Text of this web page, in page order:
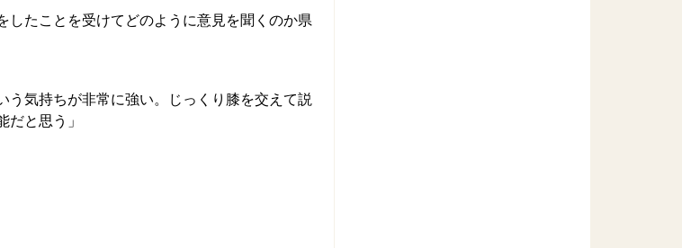
たことを受けてどのように意見を聞くのか県
う気持ちが非常に強い。じっくり膝を交えて説
と思う」